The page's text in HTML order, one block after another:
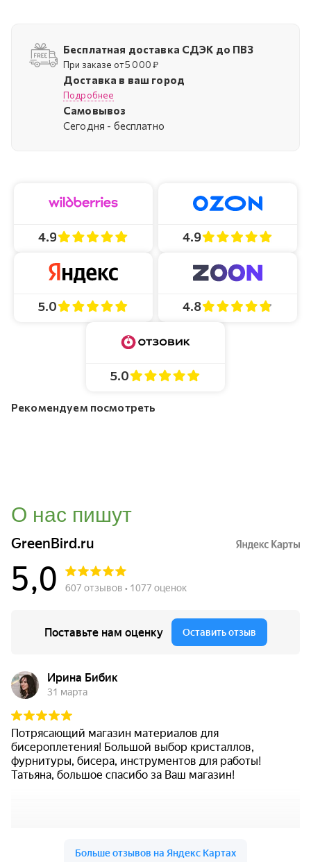
Бесплатная доставка СДЭК до ПВЗ
При заказе от 5 000 ₽
Доставка в ваш город
Подробнее
Самовывоз
Cегодня - бесплатно
4.9 4.9
5.0 4.8
5.0
Рекомендуем посмотреть
О нас пишут